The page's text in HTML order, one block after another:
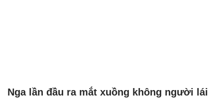
Nga lần đầu ra mắt xuồng không người lái